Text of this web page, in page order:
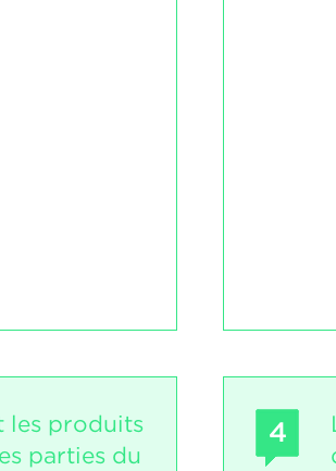
les produits
parties du
4